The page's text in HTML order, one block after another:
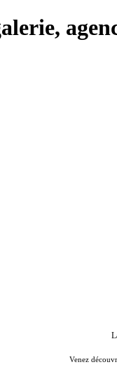
Venez